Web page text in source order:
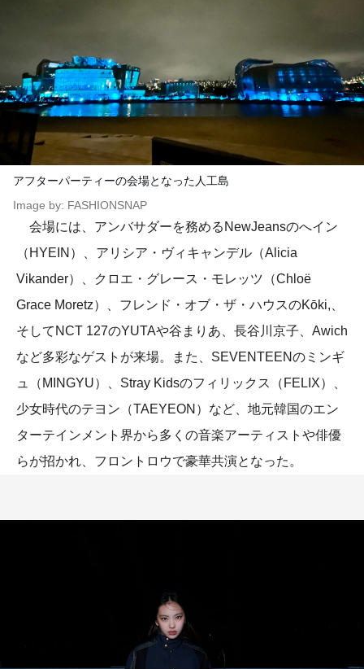
アフターパーティーの会場となった人工島
Image by: FASHIONSNAP
会場には、アンバサダーを務めるNewJeansのへイン
（HYEIN）、アリシア・ヴィキャンデル（Alicia
Vikander）、クロエ・グレース・モレッツ（Chloë
Grace Moretz）、フレンド・オブ・ザ・ハウスのKōki,、
そしてNCT 127のYUTAや谷まりあ、長谷川京子、Awich
など多彩なゲストが来場。また、SEVENTEENのミンギ
ュ（MINGYU）、Stray Kidsのフィリックス（FELIX）、
少女時代のテヨン（TAEYEON）など、地元韓国のエン
ターテインメント界から多くの音楽アーティストや俳優
らが招かれ、フロントロウで豪華共演となった。